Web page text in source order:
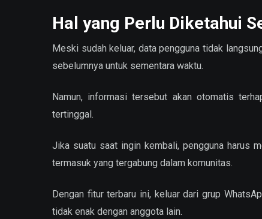
Hal yang Perlu Diketahui
Meski sudah keluar, data pengguna tidak
sebelumnya untuk sementara waktu.
Namun, informasi tersebut akan otomatis
tertinggal.
Jika suatu saat ingin kembali, pengguna harus
termasuk yang tergabung dalam komunitas.
Dengan fitur terbaru ini, keluar dari grup
tidak enak dengan anggota lain.